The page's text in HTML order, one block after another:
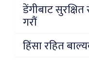
डेंगीबाट सुरक्षित
गरौं
हिंसा रहित